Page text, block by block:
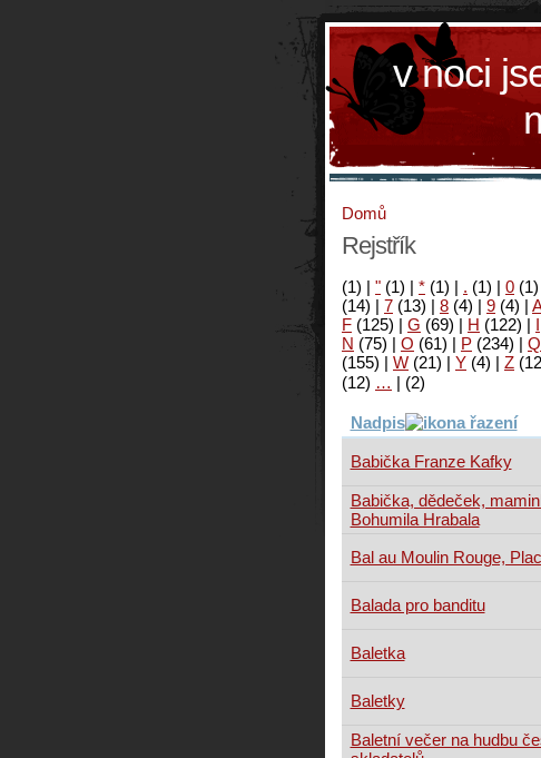
v noci
Domů
Rejstřík
(1) | " (1) | * (1) | . (1) | 0 (1)
(14) | 7 (13) | 8 (4) | 9 (4) | A
F (125) | G (69) | H (122) | I
N (75) | O (61) | P (234) | Q
(155) | W (21) | Y (4) | Z
(2)
|
…
(12)
Nadpis
Babička Franze Kafky
Babička, dědeček,
Bohumila Hrabala
Bal au Moulin Rouge,
Balada pro banditu
Baletka
Baletky
Baletní večer na hudbu